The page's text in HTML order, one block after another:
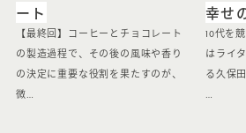
ート
【最終回】コーヒーとチョコレート
の製造過程で、その後の風味や香り
の決定に重要な役割を果たすのが、
微…
幸せ
10代を
はライ
る久保
…